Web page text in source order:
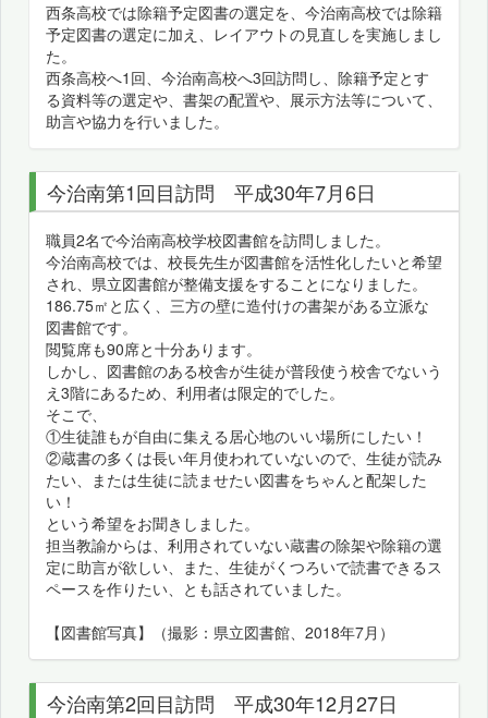
西条高校では除籍予定図書の選定を、今治南高校では除籍
予定図書の選定に加え、レイアウトの見直しを実施しまし
た。
西条高校へ1回、今治南高校へ3回訪問し、除籍予定とす
る資料等の選定や、書架の配置や、展示方法等について、
助言や協力を行いました。
今治南第1回目訪問 平成30年7月6日
職員2名で今治南高校学校図書館を訪問しました。
今治南高校では、校長先生が図書館を活性化したいと希望
され、県立図書館が整備支援をすることになりました。
186.75㎡と広く、三方の壁に造付けの書架がある立派な
図書館です。
閲覧席も90席と十分あります。
しかし、図書館のある校舎が生徒が普段使う校舎でないう
え3階にあるため、利用者は限定的でした。
そこで、
①生徒誰もが自由に集える居心地のいい場所にしたい！
②蔵書の多くは長い年月使われていないので、生徒が読み
たい、または生徒に読ませたい図書をちゃんと配架した
い！
という希望をお聞きしました。
担当教諭からは、利用されていない蔵書の除架や除籍の選
定に助言が欲しい、また、生徒がくつろいで読書できるス
ペースを作りたい、とも話されていました。
【図書館写真】（撮影：県立図書館、2018年7月）
今治南第2回目訪問 平成30年12月27日